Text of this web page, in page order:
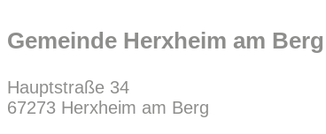
Gemeinde Herxheim am Berg
Hauptstraße 34
67273 Herxheim am Berg